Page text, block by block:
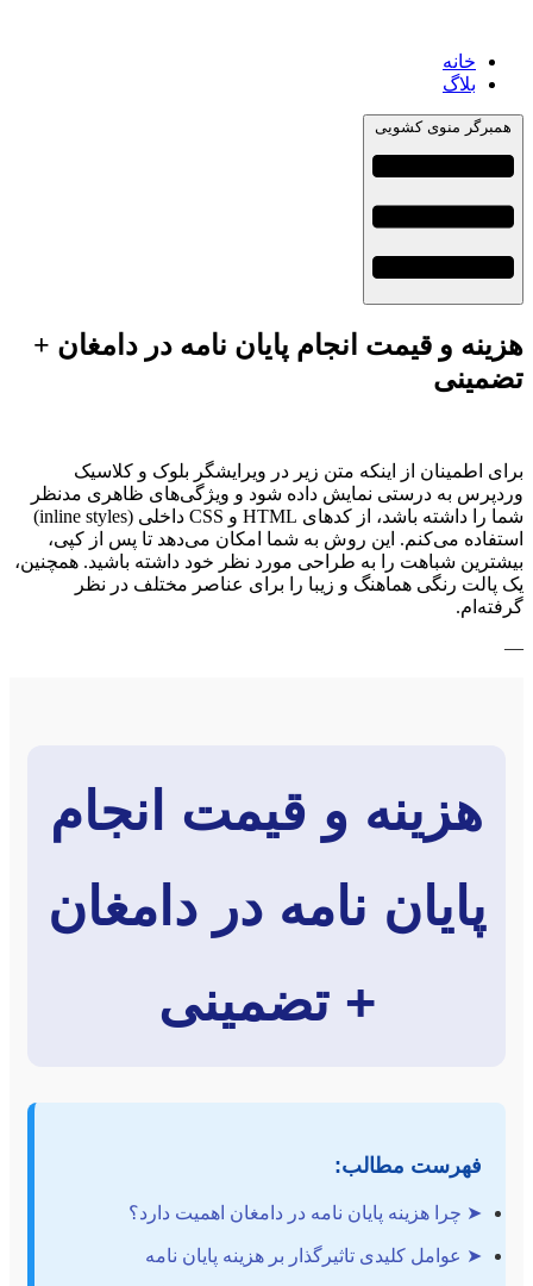
خانه
بلاگ
همبرگر منوی کشویی
هزینه و قیمت انجام پایان نامه در دامغان +
تضمینی
برای اطمینان از اینکه متن زیر در ویرایشگر بلوک و کلاسیک
وردپرس به درستی نمایش داده شود و ویژگی‌های ظاهری مدنظر
شما را داشته باشد، از کدهای HTML و CSS داخلی (inline styles)
استفاده می‌کنم. این روش به شما امکان می‌دهد تا پس از کپی،
بیشترین شباهت را به طراحی مورد نظر خود داشته باشید. همچنین،
یک پالت رنگی هماهنگ و زیبا را برای عناصر مختلف در نظر
گرفته‌ام.
—
هزینه و قیمت انجام
پایان نامه در دامغان
+ تضمینی
فهرست مطالب:
➤ چرا هزینه پایان نامه در دامغان اهمیت دارد؟
➤ عوامل کلیدی تاثیرگذار بر هزینه پایان نامه